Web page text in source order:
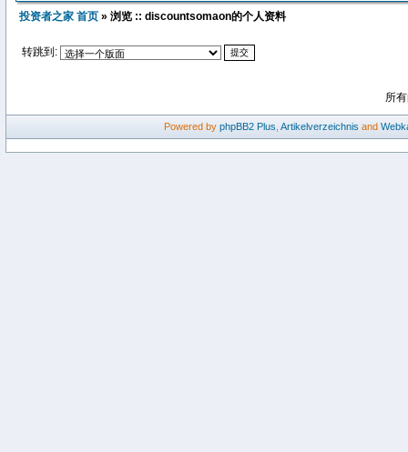
投资者之家 首页 » 浏览 :: discountsomaon的个人资料
转跳到:
所
Powered by phpBB2 Plus Artikelverzeichnis and